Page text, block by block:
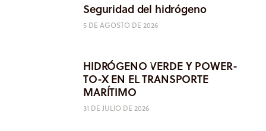
Seguridad del hidrógeno
5 DE AGOSTO DE 2026
HIDRÓGENO VERDE Y POWER-
TO-X EN EL TRANSPORTE
MARÍTIMO
31 DE JULIO DE 2026